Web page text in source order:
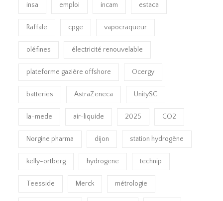
insa emploi incam estaca
Raffale cpge vapocraqueur
oléfines électricité renouvelable
plateforme gazière offshore Ocergy
batteries AstraZeneca UnitySC
la-mede air-liquide 2025 CO2
Norgine pharma dijon station hydrogène
kelly-ortberg hydrogene technip
Teesside Merck métrologie